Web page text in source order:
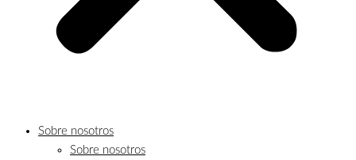
Sobre nosotros
Sobre nosotros